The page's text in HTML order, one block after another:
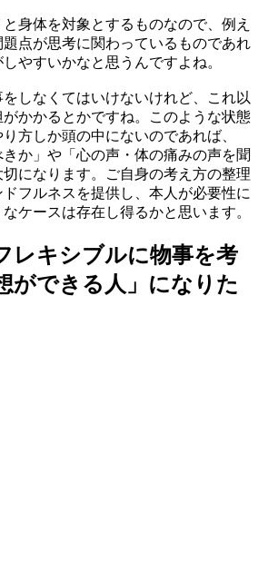
身体を対象とするものなので、例え
点が思考に関わっているものであれ
やすいかなと思うんですよね。
しなくてはいけないけれど、これ以
がかかるとかですね。このような状態
方しか頭の中にないのであれば、
きか」や「心の声・体の痛みの声を聞
になります。ご自身の考え方の整理
フルネスを提供し、本人が必要性に
ケースは存在し得るかと思います。
レキシブルに物事を考
ができる人」になりた